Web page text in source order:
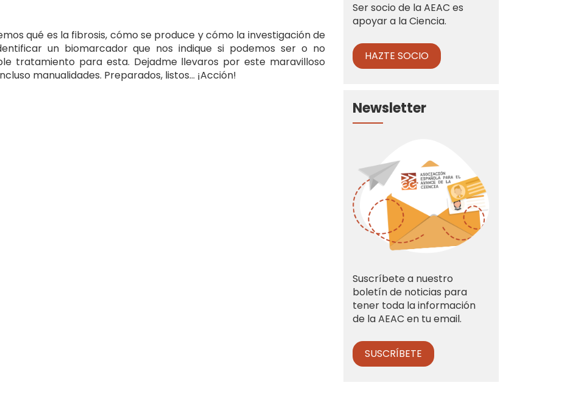
qué es la fibrosis, cómo se produce y cómo la investigación de
un biomarcador que nos indique si podemos ser o no
tratamiento para esta. Dejadme llevaros por este maravilloso
manualidades. Preparados, listos… ¡Acción!
Ser socio de la AEAC es
apoyar a la Ciencia.
HAZTE SOCIO
Newsletter
Suscríbete a nuestro
boletín de noticias para
tener toda la información
de la AEAC en tu email.
SUSCRÍBETE